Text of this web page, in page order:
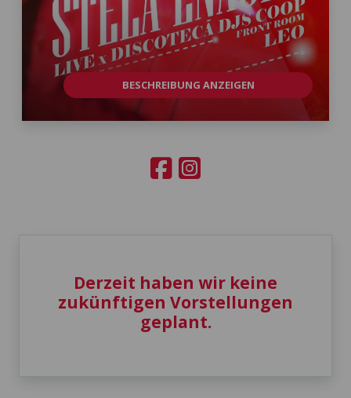
BESCHREIBUNG ANZEIGEN
Derzeit haben wir keine
zukünftigen Vorstellungen
geplant.